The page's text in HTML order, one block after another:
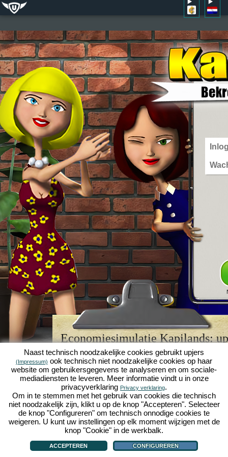
Economiesimulatie Kapilands:
browserspellegende
Kapilands is een van de bestebrowserspellenvan
retrogamevoor fans van economiesimulaties. Het
werd ooit uitgeroepen tot "MMO van het jaar" en is
een genot voor fans van strategische
online
je eigen zakenimperium opbouwen en carrière
economiesimulaties!
Naast technisch noodzakelijke cookies gebruikt upjers
(Impressum) ook technisch niet noodzakelijke cookies op haar
website om gebruikersgegevens te analyseren en om sociale-
mediadiensten te leveren. Meer informatie vindt u in onze
privacyverklaring Privacy verklaring.
Om in te stemmen met het gebruik van cookies die technisch
niet noodzakelijk zijn, klikt u op de knop "Accepteren". Selecteer
de knop "Configureren" om technisch onnodige cookies te
weigeren. U kunt uw instellingen op elk moment wijzigen met de
knop "Cookie" in de werkbalk.
ACCEPTEREN CONFIGUREREN